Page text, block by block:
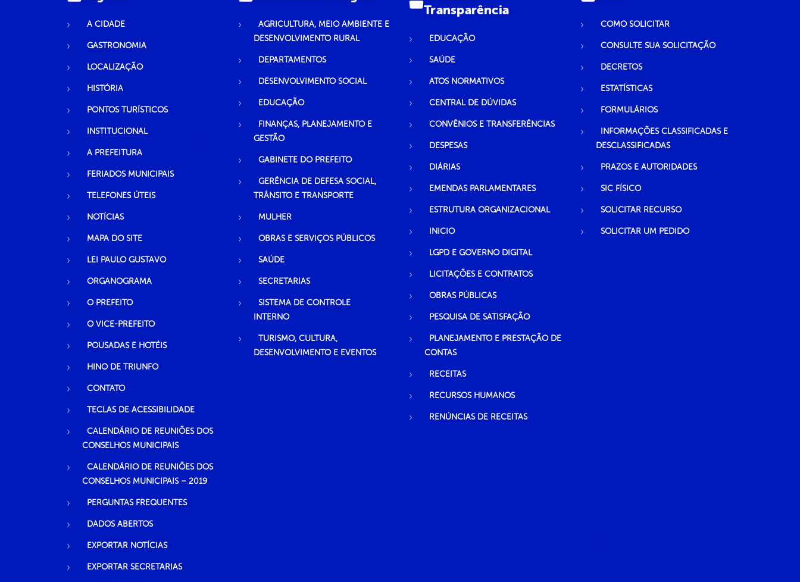
A CIDADE
GASTRONOMIA
LOCALIZAÇÃO
HISTÓRIA
PONTOS TURÍSTICOS
INSTITUCIONAL
A PREFEITURA
FERIADOS MUNICIPAIS
TELEFONES ÚTEIS
NOTÍCIAS
MAPA DO SITE
LEI PAULO GUSTAVO
ORGANOGRAMA
O PREFEITO
O VICE-PREFEITO
POUSADAS E HOTÉIS
HINO DE TRIUNFO
CONTATO
TECLAS DE ACESSIBILIDADE
CALENDÁRIO DE REUNIÕES DOS
CONSELHOS MUNICIPAIS
CALENDÁRIO DE REUNIÕES DOS
CONSELHOS MUNICIPAIS – 2019
PERGUNTAS FREQUENTES
DADOS ABERTOS
EXPORTAR NOTÍCIAS
EXPORTAR SECRETARIAS
AGRICULTURA, MEIO AMBIENTE E
DESENVOLVIMENTO RURAL
DEPARTAMENTOS
DESENVOLVIMENTO SOCIAL
EDUCAÇÃO
FINANÇAS, PLANEJAMENTO E
GESTÃO
GABINETE DO PREFEITO
GERÊNCIA DE DEFESA SOCIAL,
TRÂNSITO E TRANSPORTE
MULHER
OBRAS E SERVIÇOS PÚBLICOS
SAÚDE
SECRETARIAS
SISTEMA DE CONTROLE
INTERNO
TURISMO, CULTURA,
DESENVOLVIMENTO E EVENTOS
Transparência
EDUCAÇÃO
SAÚDE
ATOS NORMATIVOS
CENTRAL DE DÚVIDAS
CONVÊNIOS E TRANSFERÊNCIAS
DESPESAS
DIÁRIAS
EMENDAS PARLAMENTARES
ESTRUTURA ORGANIZACIONAL
INICIO
LGPD E GOVERNO DIGITAL
LICITAÇÕES E CONTRATOS
OBRAS PÚBLICAS
PESQUISA DE SATISFAÇÃO
PLANEJAMENTO E PRESTAÇÃO DE
CONTAS
RECEITAS
RECURSOS HUMANOS
RENÚNCIAS DE RECEITAS
COMO SOLICITAR
CONSULTE SUA SOLICITAÇÃO
DECRETOS
ESTATÍSTICAS
FORMULÁRIOS
INFORMAÇÕES CLASSIFICADAS E
DESCLASSIFICADAS
PRAZOS E AUTORIDADES
SIC FÍSICO
SOLICITAR RECURSO
SOLICITAR UM PEDIDO